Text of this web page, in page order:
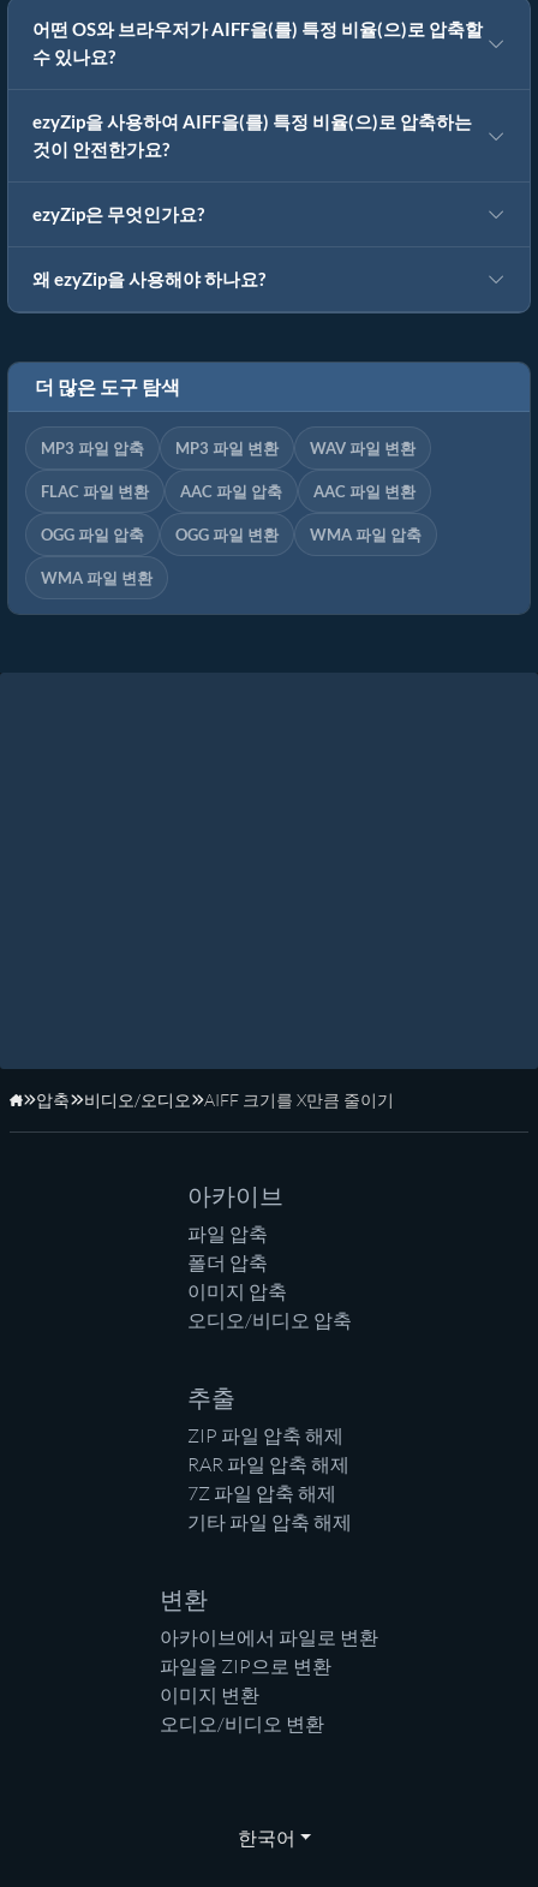
어떤 OS와 브라우저가 AIFF을(를) 특정 비율(으)로 압축할
수 있나요?
ezyZip을 사용하여 AIFF을(를) 특정 비율(으)로 압축하는
것이 안전한가요?
ezyZip은 무엇인가요?
왜 ezyZip을 사용해야 하나요?
더 많은 도구 탐색
MP3 파일 압축 MP3 파일 변환 WAV 파일 변환
FLAC 파일 변환 AAC 파일 압축 AAC 파일 변환
OGG 파일 압축 OGG 파일 변환 WMA 파일 압축
WMA 파일 변환
홈페이지
압축 비디오/오디오 AIFF 크기를 X만큼 줄이기
아카이브
파일 압축
폴더 압축
이미지 압축
오디오/비디오 압축
추출
ZIP 파일 압축 해제
RAR 파일 압축 해제
7Z 파일 압축 해제
기타 파일 압축 해제
변환
아카이브에서 파일로 변환
파일을 ZIP으로 변환
이미지 변환
오디오/비디오 변환
한국어